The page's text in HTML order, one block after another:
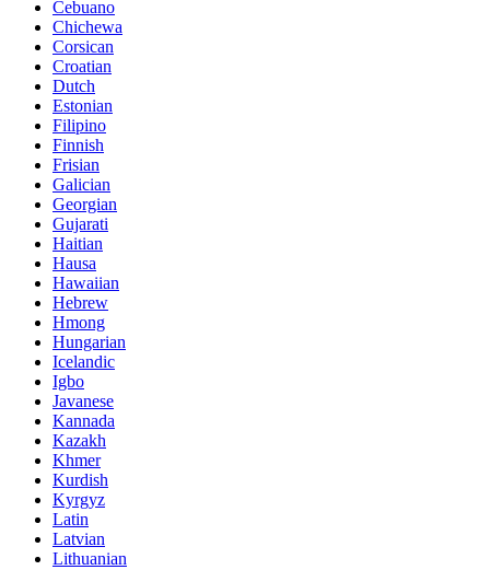
Cebuano
Chichewa
Corsican
Croatian
Dutch
Estonian
Filipino
Finnish
Frisian
Galician
Georgian
Gujarati
Haitian
Hausa
Hawaiian
Hebrew
Hmong
Hungarian
Icelandic
Igbo
Javanese
Kannada
Kazakh
Khmer
Kurdish
Kyrgyz
Latin
Latvian
Lithuanian